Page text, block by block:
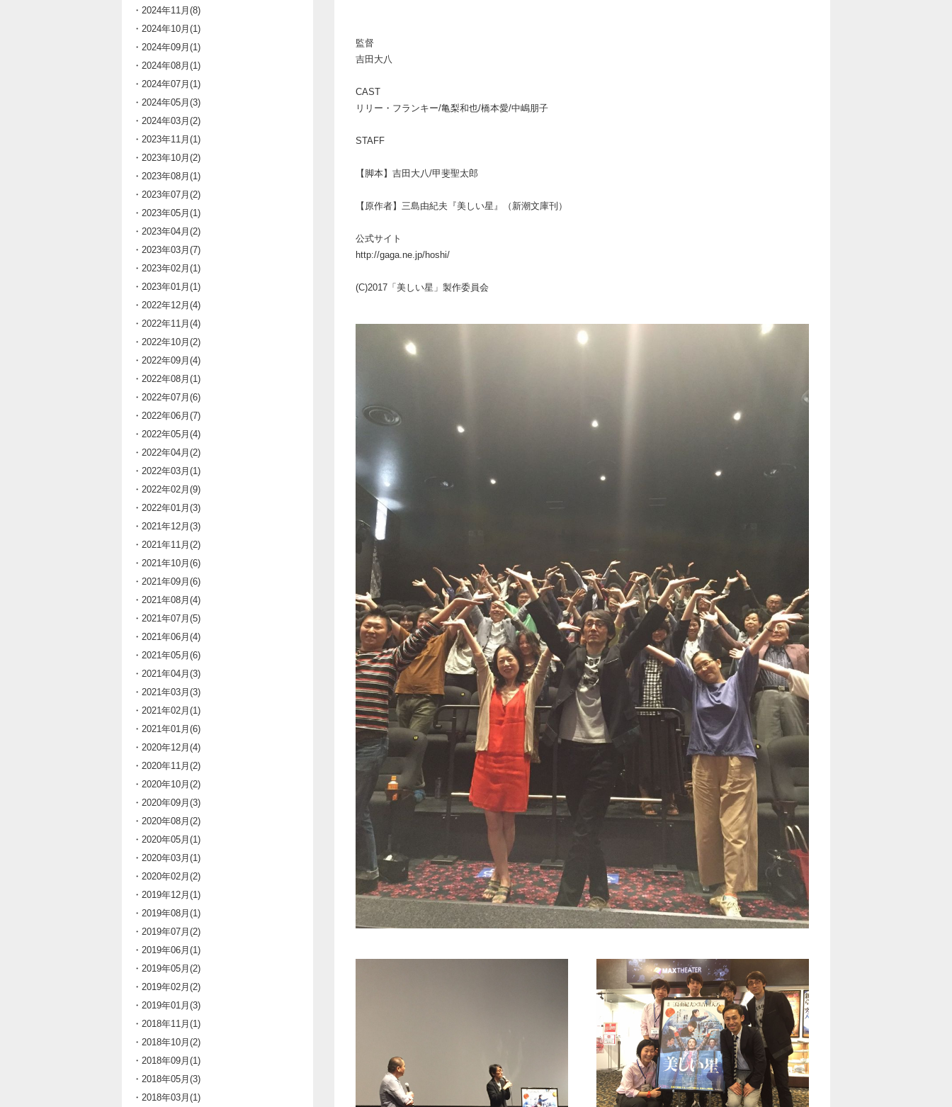
・2024年11月(8)
・2024年10月(1)
・2024年09月(1)
・2024年08月(1)
・2024年07月(1)
・2024年05月(3)
・2024年03月(2)
・2023年11月(1)
・2023年10月(2)
・2023年08月(1)
・2023年07月(2)
・2023年05月(1)
・2023年04月(2)
・2023年03月(7)
・2023年02月(1)
・2023年01月(1)
・2022年12月(4)
・2022年11月(4)
・2022年10月(2)
・2022年09月(4)
・2022年08月(1)
・2022年07月(6)
・2022年06月(7)
・2022年05月(4)
・2022年04月(2)
・2022年03月(1)
・2022年02月(9)
・2022年01月(3)
・2021年12月(3)
・2021年11月(2)
・2021年10月(6)
・2021年09月(6)
・2021年08月(4)
・2021年07月(5)
・2021年06月(4)
・2021年05月(6)
・2021年04月(3)
・2021年03月(3)
・2021年02月(1)
・2021年01月(6)
・2020年12月(4)
・2020年11月(2)
・2020年10月(2)
・2020年09月(3)
・2020年08月(2)
・2020年05月(1)
・2020年03月(1)
・2020年02月(2)
・2019年12月(1)
・2019年08月(1)
・2019年07月(2)
・2019年06月(1)
・2019年05月(2)
・2019年02月(2)
・2019年01月(3)
・2018年11月(1)
・2018年10月(2)
・2018年09月(1)
・2018年05月(3)
・2018年03月(1)
監督
吉田大八
CAST
リリー・フランキー/亀梨和也/橋本愛/中嶋朋子
STAFF
【脚本】吉田大八/甲斐聖太郎
【原作者】三島由紀夫『美しい星』（新潮文庫刊）
公式サイト
http://gaga.ne.jp/hoshi/
(C)2017「美しい星」製作委員会